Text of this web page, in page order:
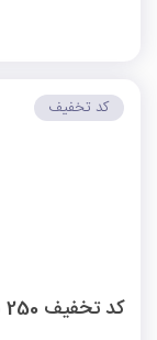
کد تخفیف 250 هزار تومانی فرش امیرکبیر
کد تخفیف